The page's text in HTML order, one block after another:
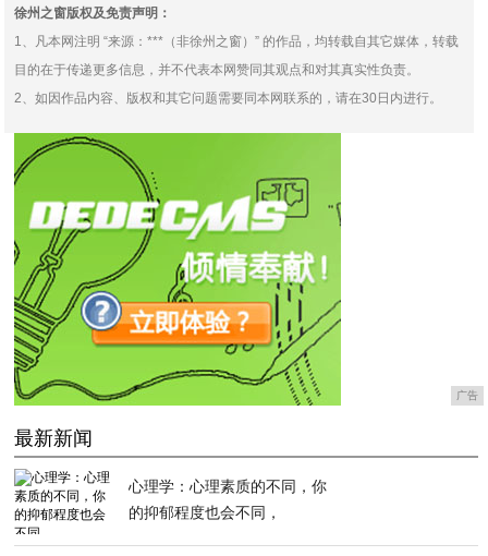
徐州之窗版权及免责声明：
1、凡本网注明 “来源：***（非徐州之窗）” 的作品，均转载自其它媒体，转载
目的在于传递更多信息，并不代表本网赞同其观点和对其真实性负责。
2、如因作品内容、版权和其它问题需要同本网联系的，请在30日内进行。
广告
最新新闻
心理学：心理素质的不同，你
的抑郁程度也会不同，